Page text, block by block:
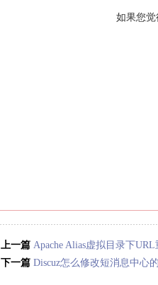
如果您
上一篇 Apache Alias虚拟目录下
index.php
下一篇 Discuz怎么修改短消息中心